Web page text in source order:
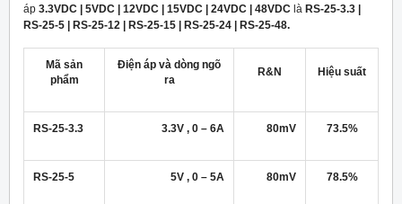
áp 3.3VDC | 5VDC | 12VDC | 15VDC | 24VDC | 48VDC là RS-25-3.3 |
RS-25-5 | RS-25-12 | RS-25-15 | RS-25-24 | RS-25-48.
Mã sản
phẩm
Điện áp và dòng ngõ
ra
R&N Hiệu suất
RS-25-3.3 3.3V , 0 – 6A 80mV 73.5%
RS-25-5 5V , 0 – 5A 80mV 78.5%